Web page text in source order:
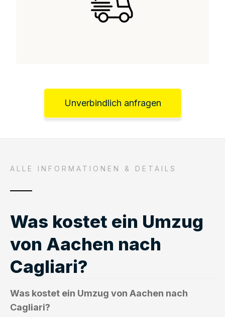
Unverbindlich anfragen
ALLE INFORMATIONEN & DETAILS
Was kostet ein Umzug
von Aachen nach
Cagliari?
Was kostet ein Umzug von Aachen nach
Cagliari?